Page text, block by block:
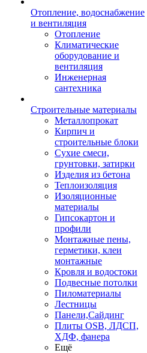
Отопление, водоснабжение
и вентиляция
Отопление
Климатические
оборудование и
вентиляция
Инженерная
сантехника
Строительные материалы
Металлопрокат
Кирпич и
строительные блоки
Сухие смеси,
грунтовки, затирки
Изделия из бетона
Теплоизоляция
Изоляционные
материалы
Гипсокартон и
профили
Монтажные пены,
герметики, клеи
монтажные
Кровля и водостоки
Подвесные потолки
Пиломатериалы
Лестницы
Панели,Сайдинг
Плиты OSB, ЛДСП,
ХДФ, фанера
Ещё